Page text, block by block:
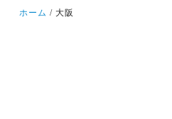
ホーム 大阪